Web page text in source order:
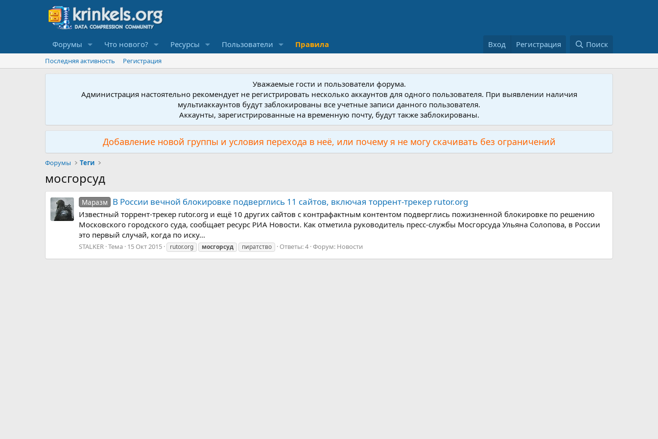
Форумы Что нового? Ресурсы Пользователи Правила Вход Регистрация Поиск
Последняя активность Регистрация
Уважаемые гости и пользователи форума.
Администрация настоятельно рекомендует не регистрировать несколько аккаунтов для одного пользователя. При выявлении наличия
мультиаккаунтов будут заблокированы все учетные записи данного пользователя.
Аккаунты, зарегистрированные на временную почту, будут также заблокированы.
Добавление новой группы и условия перехода в неё, или почему я не могу скачивать без ограничений
Форумы Теги
мосгорсуд
Маразм В России вечной блокировке подверглись 11 сайтов, включая торрент-трекер rutor.org
Известный торрент-трекер rutor.org и ещё 10 других сайтов с контрафактным контентом подверглись пожизненной блокировке по решению
Московского городского суда, сообщает ресурс РИА Новости. Как отметила руководитель пресс-службы Мосгорсуда Ульяна Солопова, в России
это первый случай, когда по иску...
STALKER Тема 15 Окт 2015 rutor.org мосгорсуд пиратство Ответы: 4 Форум: Новости